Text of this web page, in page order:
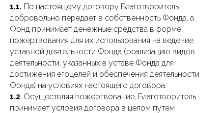
1.1. По настоящему договору Благотворитель
добровольно передает в собственность Фонда, а
Фонд принимает денежные средства в форме
пожертвования для их использования на ведение
уставной деятельности Фонда (реализацию видов
деятельности, указанных в уставе Фонда для
достижения егоцелей и обеспечения деятельности
Фонда) на условиях настоящего договора.
1.2. Осуществляя пожертвование, Благотворитель
принимает условия договора в целом путем